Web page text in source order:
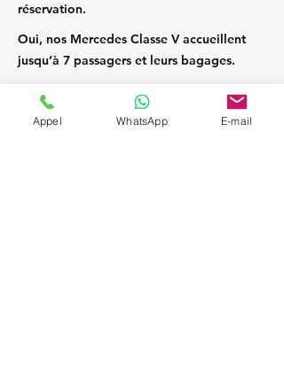
réservation.
Oui, nos Mercedes Classe V accueillent
jusqu’à 7 passagers et leurs bagages.
Appel WhatsApp E-mail